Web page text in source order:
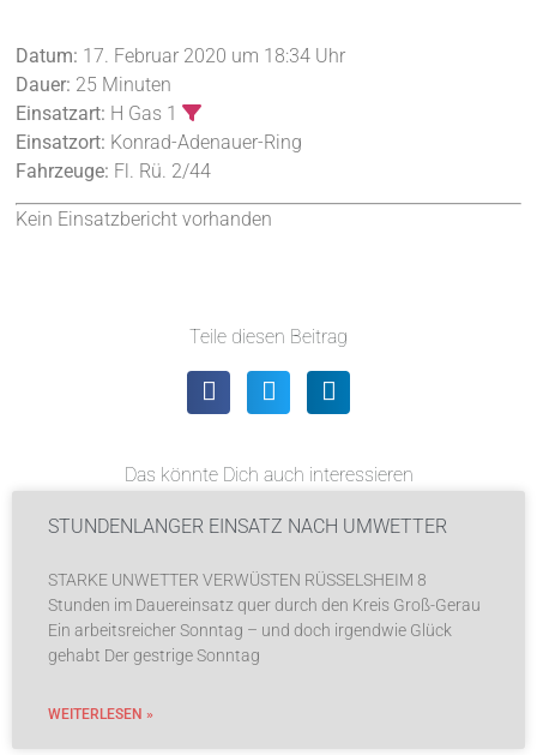
Datum: 17. Februar 2020 um 18:34 Uhr
Dauer: 25 Minuten
Einsatzart: H Gas 1
Einsatzort: Konrad-Adenauer-Ring
Fahrzeuge: Fl. Rü. 2/44
Kein Einsatzbericht vorhanden
Teile diesen Beitrag
Das könnte Dich auch interessieren
STUNDENLANGER EINSATZ NACH UMWETTER
STARKE UNWETTER VERWÜSTEN RÜSSELSHEIM 8
Stunden im Dauereinsatz quer durch den Kreis Groß-Gerau
Ein arbeitsreicher Sonntag – und doch irgendwie Glück
gehabt Der gestrige Sonntag
WEITERLESEN »